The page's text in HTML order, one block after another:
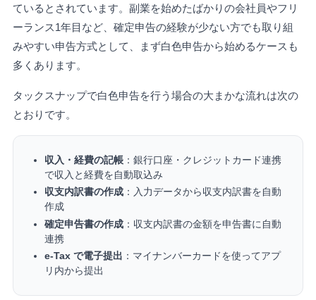
ているとされています。副業を始めたばかりの会社員やフリ
ーランス1年目など、確定申告の経験が少ない方でも取り組
みやすい申告方式として、まず白色申告から始めるケースも
多くあります。
タックスナップで白色申告を行う場合の大まかな流れは次の
とおりです。
収入・経費の記帳：銀行口座・クレジットカード連携
で収入と経費を自動取込み
収支内訳書の作成：入力データから収支内訳書を自動
作成
確定申告書の作成：収支内訳書の金額を申告書に自動
連携
e-Tax で電子提出 ：マイナンバーカードを使ってアプ
リ内から提出